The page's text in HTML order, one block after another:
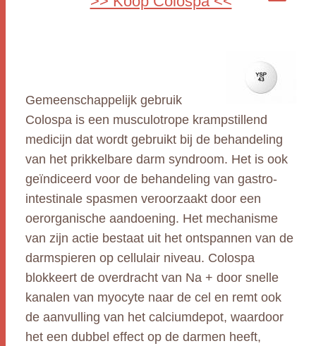
Gemeenschappelijk gebruik
Colospa is een musculotrope krampstillend
medicijn dat wordt gebruikt bij de behandeling
van het prikkelbare darm syndroom. Het is ook
geïndiceerd voor de behandeling van gastro-
intestinale spasmen veroorzaakt door een
oerorganische aandoening. Het mechanisme
van zijn actie bestaat uit het ontspannen van de
darmspieren op cellulair niveau. Colospa
blokkeert de overdracht van Na + door snelle
kanalen van myocyte naar de cel en remt ook
de aanvulling van het calciumdepot, waardoor
het een dubbel effect op de darmen heeft,